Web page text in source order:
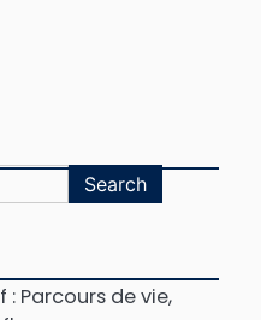
: Parcours de vie,